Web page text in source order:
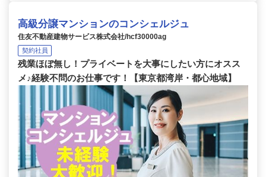
高級分譲マンションのコンシェルジュ
住友不動産建物サービス株式会社/hcf30000ag
契約社員
残業ほぼ無し！プライベートを大事にしたい方にオスス
メ♪経験不問のお仕事です！【東京都湾岸・都心地域】